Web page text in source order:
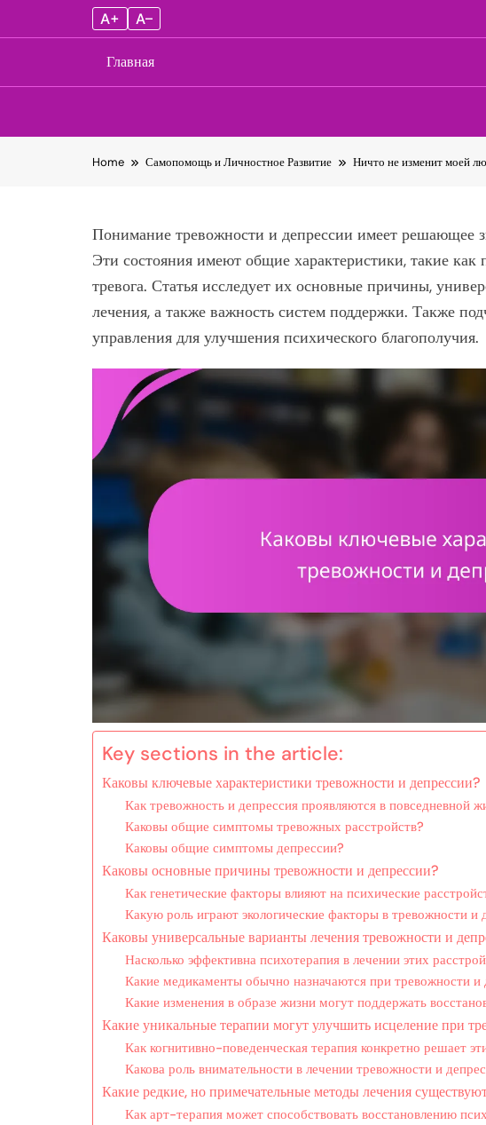
A+ A–
Главная
Home Самопомощь и Личностное Развитие Ничто не изменит моей
Понимание тревожности и депрессии имеет решающее
Эти состояния имеют общие характеристики, такие как
тревога. Статья исследует их основные причины,
лечения, а также важность систем поддержки. Также
управления для улучшения психического благополучия.
Key sections in the article:
Каковы ключевые характеристики тревожности и депрессии?
Как тревожность и депрессия проявляются в повседневной
Каковы общие симптомы тревожных расстройств?
Каковы общие симптомы депрессии?
Каковы основные причины тревожности и депрессии?
Как генетические факторы влияют на психические
Какую роль играют экологические факторы в тревожности и
Каковы универсальные варианты лечения тревожности и
Насколько эффективна психотерапия в лечении этих
Какие медикаменты обычно назначаются при тревожности и
Какие изменения в образе жизни могут поддержать
Какие уникальные терапии могут улучшить исцеление при
Как когнитивно-поведенческая терапия конкретно решает
Какова роль внимательности в лечении тревожности и
Какие редкие, но примечательные методы лечения
Как арт-терапия может способствовать восстановлению